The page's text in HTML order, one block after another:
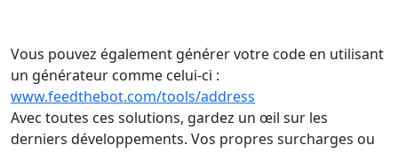
Vous pouvez également générer votre code en utilisant
un générateur comme celui-ci :
www.feedthebot.com/tools/address
Avec toutes ces solutions, gardez un œil sur les
derniers développements. Vos propres surcharges ou